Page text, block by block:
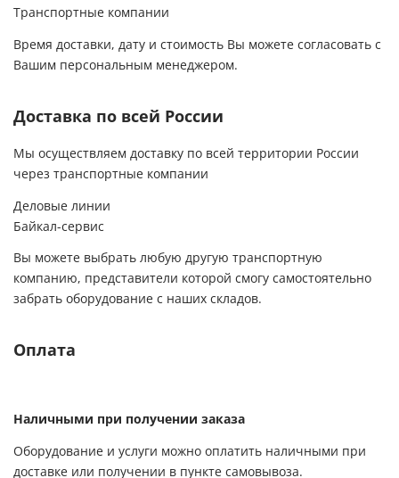
Транспортные компании
Время доставки, дату и стоимость Вы можете согласовать с
Вашим персональным менеджером.
Доставка по всей России
Мы осуществляем доставку по всей территории России
через транспортные компании
Деловые линии
Байкал-сервис
Вы можете выбрать любую другую транспортную
компанию, представители которой смогу самостоятельно
забрать оборудование с наших складов.
Оплата
Наличными при получении заказа
Оборудование и услуги можно оплатить наличными при
доставке или получении в пункте самовывоза.